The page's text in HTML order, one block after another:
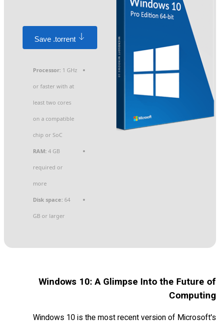
Save .torrent
Processor: 1 GHz
or faster with at
least two cores
on a compatible
chip or SoC
RAM: 4 GB
required or
more
Disk space: 64
GB or larger
Windows 10: A Glimpse Into the Future of
Computing
Windows 10 is the most recent version of Microsoft's